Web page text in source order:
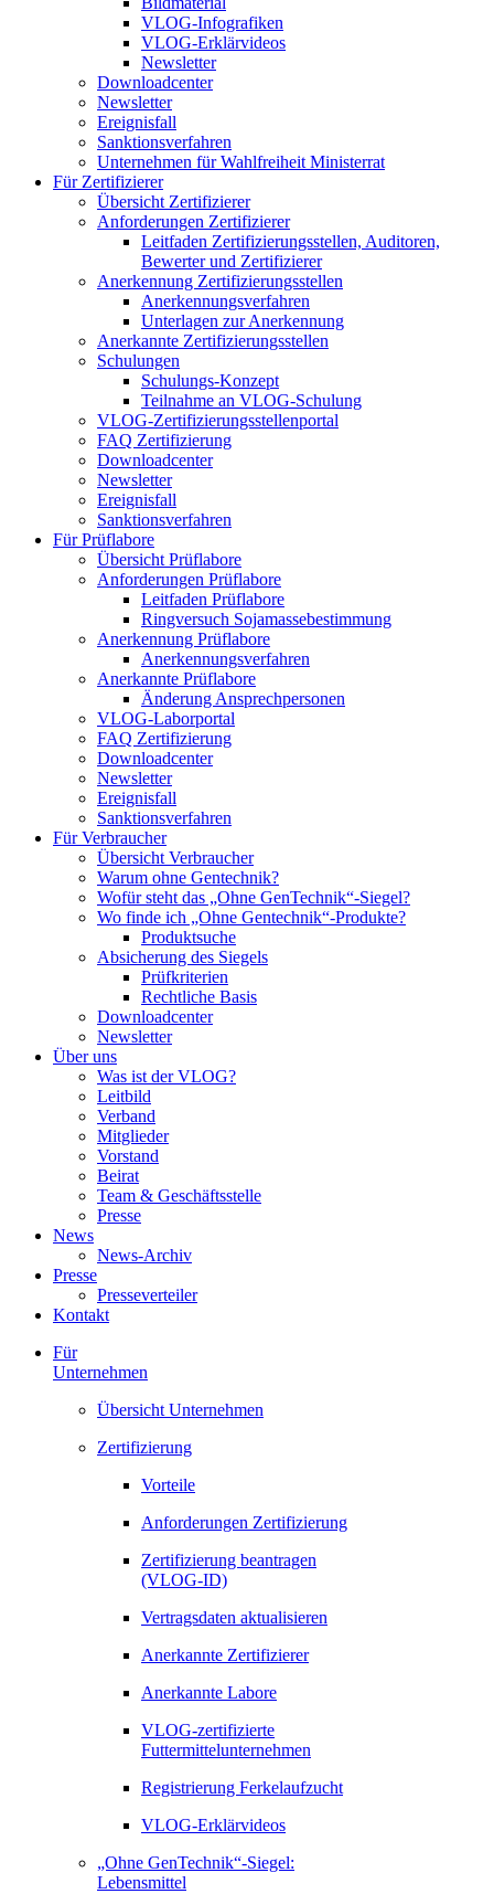
VLOG-Infografiken
VLOG-Erklärvideos
Newsletter
Downloadcenter
Newsletter
Ereignisfall
Sanktionsverfahren
Unternehmen für Wahlfreiheit Ministerrat
Für Zertifizierer
Übersicht Zertifizierer
Anforderungen Zertifizierer
Leitfaden Zertifizierungsstellen, Auditoren,
Bewerter und Zertifizierer
Anerkennung Zertifizierungsstellen
Anerkennungsverfahren
Unterlagen zur Anerkennung
Anerkannte Zertifizierungsstellen
Schulungen
Schulungs-Konzept
Teilnahme an VLOG-Schulung
VLOG-Zertifizierungsstellenportal
FAQ Zertifizierung
Downloadcenter
Newsletter
Ereignisfall
Sanktionsverfahren
Für Prüflabore
Übersicht Prüflabore
Anforderungen Prüflabore
Leitfaden Prüflabore
Ringversuch Sojamassebestimmung
Anerkennung Prüflabore
Anerkennungsverfahren
Anerkannte Prüflabore
Änderung Ansprechpersonen
VLOG-Laborportal
FAQ Zertifizierung
Downloadcenter
Newsletter
Ereignisfall
Sanktionsverfahren
Für Verbraucher
Übersicht Verbraucher
Warum ohne Gentechnik?
Wofür steht das „Ohne GenTechnik“-Siegel?
Wo finde ich „Ohne Gentechnik“-Produkte?
Produktsuche
Absicherung des Siegels
Prüfkriterien
Rechtliche Basis
Downloadcenter
Newsletter
Über uns
Was ist der VLOG?
Leitbild
Verband
Mitglieder
Vorstand
Beirat
Team & Geschäftsstelle
Presse
News
News-Archiv
Presse
Presseverteiler
Kontakt
Für
Unternehmen
Übersicht Unternehmen
Zertifizierung
Vorteile
Anforderungen Zertifizierung
Zertifizierung beantragen
(VLOG-ID)
Vertragsdaten aktualisieren
Anerkannte Zertifizierer
Anerkannte Labore
VLOG-zertifizierte
Futtermittelunternehmen
Registrierung Ferkelaufzucht
VLOG-Erklärvideos
„Ohne GenTechnik“-Siegel:
Lebensmittel